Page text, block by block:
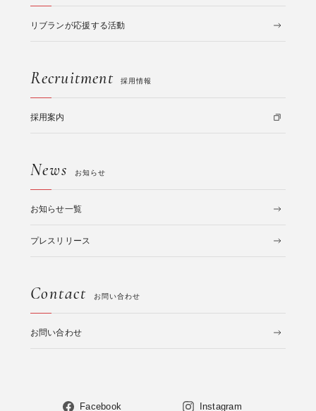
リブランが応援する活動
Recruitment 採用情報
採用案内
News お知らせ
お知らせ一覧
プレスリリース
Contact お問い合わせ
お問い合わせ
Facebook Instagram